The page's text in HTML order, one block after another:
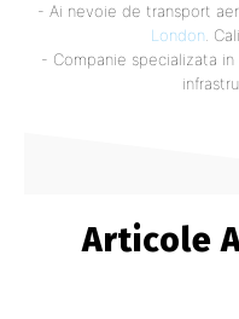
- Ai nevoie de transport
London.
- Companie specializata
Articole